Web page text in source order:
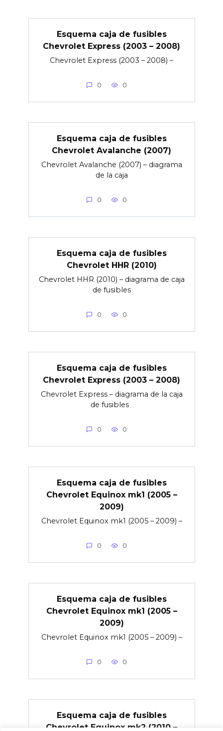
Esquema caja de fusibles
Chevrolet Express (2003 – 2008)
Chevrolet Express (2003 – 2008) –
0 0
Esquema caja de fusibles
Chevrolet Avalanche (2007)
Chevrolet Avalanche (2007) – diagrama
de la caja
0 0
Esquema caja de fusibles
Chevrolet HHR (2010)
Chevrolet HHR (2010) – diagrama de caja
de fusibles
0 0
Esquema caja de fusibles
Chevrolet Express (2003 – 2008)
Chevrolet Express – diagrama de la caja
de fusibles
0 0
Esquema caja de fusibles
Chevrolet Equinox mk1 (2005 –
2009)
Chevrolet Equinox mk1 (2005 – 2009) –
0 0
Esquema caja de fusibles
Chevrolet Equinox mk1 (2005 –
2009)
Chevrolet Equinox mk1 (2005 – 2009) –
0 0
Esquema caja de fusibles
Chevrolet Equinox mk2 (2010 –